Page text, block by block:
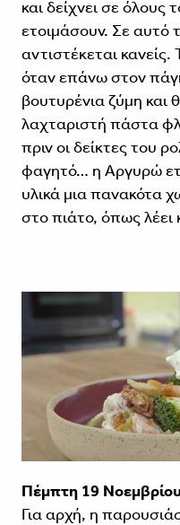
και δείχνει σε όλους
ετοιμάσουν. Σε αυτό
αντιστέκεται
όταν επάνω στον
βουτυρένια ζύμη και
λαχταριστή πάστα
πριν οι δείκτες του
φαγητό… η Αργυρώ
υλικά μια πανακότα
στο πιάτο, όπως λέει
Πέμπτη 19
Για αρχή, η